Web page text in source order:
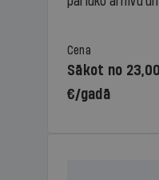
Cena
Sākot no 23,00
€/gadā